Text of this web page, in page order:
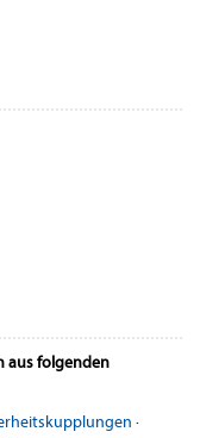
aus folgenden
·